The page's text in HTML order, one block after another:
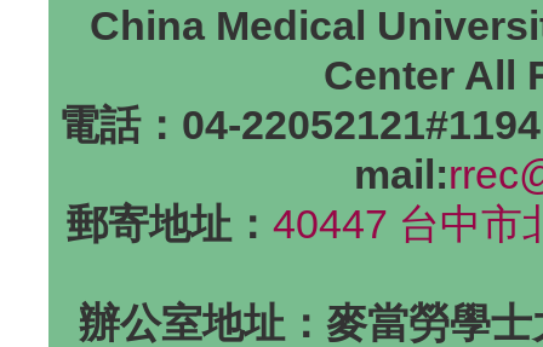
China Medical
Center All
電話：04-
mail:
郵寄地址：40447 台中市
辦公室地址：麥當勞學